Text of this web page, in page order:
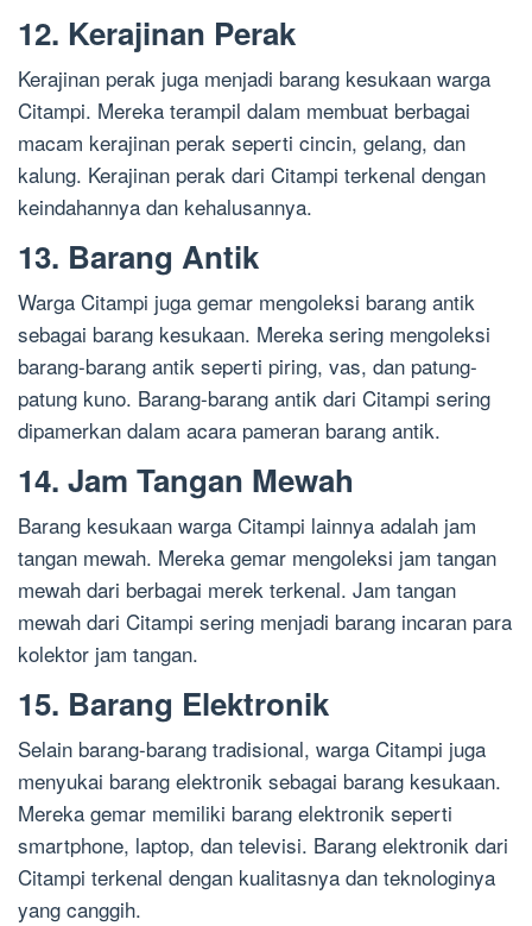
12. Kerajinan Perak
Kerajinan perak juga menjadi barang kesukaan warga
Citampi. Mereka terampil dalam membuat berbagai
macam kerajinan perak seperti cincin, gelang, dan
kalung. Kerajinan perak dari Citampi terkenal dengan
keindahannya dan kehalusannya.
13. Barang Antik
Warga Citampi juga gemar mengoleksi barang antik
sebagai barang kesukaan. Mereka sering mengoleksi
barang-barang antik seperti piring, vas, dan patung-
patung kuno. Barang-barang antik dari Citampi sering
dipamerkan dalam acara pameran barang antik.
14. Jam Tangan Mewah
Barang kesukaan warga Citampi lainnya adalah jam
tangan mewah. Mereka gemar mengoleksi jam tangan
mewah dari berbagai merek terkenal. Jam tangan
mewah dari Citampi sering menjadi barang incaran para
kolektor jam tangan.
15. Barang Elektronik
Selain barang-barang tradisional, warga Citampi juga
menyukai barang elektronik sebagai barang kesukaan.
Mereka gemar memiliki barang elektronik seperti
smartphone, laptop, dan televisi. Barang elektronik dari
Citampi terkenal dengan kualitasnya dan teknologinya
yang canggih.